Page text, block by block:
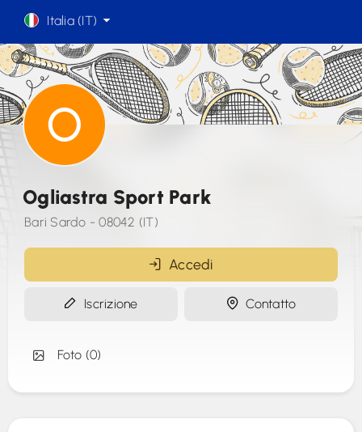
Italia (IT)
Ogliastra Sport Park
Bari Sardo - 08042 (IT)
Accedi
Iscrizione Contatto
Foto (0)